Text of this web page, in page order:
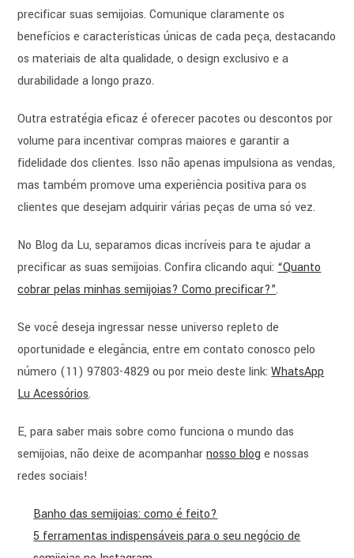
precificar suas semijoias. Comunique claramente os
benefícios e características únicas de cada peça, destacando
os materiais de alta qualidade, o design exclusivo e a
durabilidade a longo prazo.
Outra estratégia eficaz é oferecer pacotes ou descontos por
volume para incentivar compras maiores e garantir a
fidelidade dos clientes. Isso não apenas impulsiona as vendas,
mas também promove uma experiência positiva para os
clientes que desejam adquirir várias peças de uma só vez.
No Blog da Lu, separamos dicas incríveis para te ajudar a
precificar as suas semijoias. Confira clicando aqui:“Quanto
cobrar pelas minhas semijoias? Como precificar?”.
Se você deseja ingressar nesse universo repleto de
oportunidade e elegância, entre em contato conosco pelo
número (11) 97803-4829 ou por meio deste link:WhatsApp
Lu Acessórios.
E, para saber mais sobre como funciona o mundo das
semijoias, não deixe de acompanharnosso blog e nossas
redes sociais!
Banho das semijoias: como é feito?
5 ferramentas indispensáveis para o seu negócio de